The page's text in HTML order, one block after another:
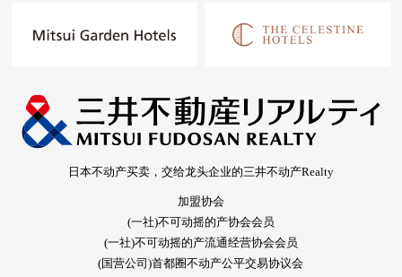
日本不动产买卖，交给龙头企业的三井不动产Realty
加盟协会
(一社)不可动摇的产协会会员
(一社)不可动摇的产流通经营协会会员
(国营公司)首都圈不动产公平交易协议会